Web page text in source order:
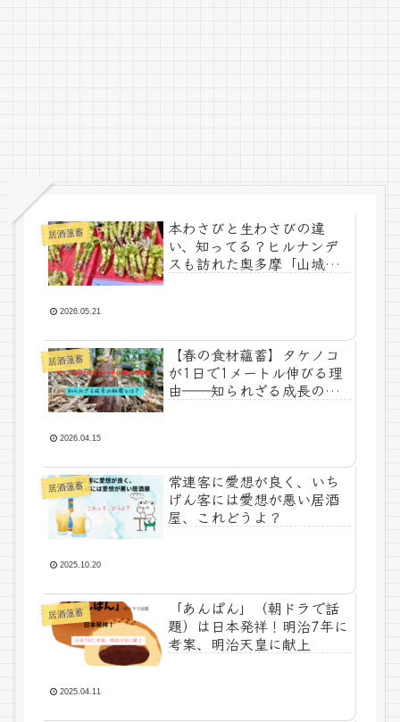
居酒薀蓄
本わさびと生わさびの違
い、知ってる？ヒルナンデ
スも訪れた奥多摩「山城
2026.05.21
居酒薀蓄
【春の食材蘊蓄】タケノコ
が1日で1メートル伸びる理
由――知られざる成長の秘
2026.04.15
居酒薀蓄
常連客に愛想が良く、いち
げん客には愛想が悪い居酒
屋、これどうよ？
2025.10.20
居酒薀蓄
「あんぱん」（朝ドラで話
題）は日本発祥！明治7年に
考案、明治天皇に献上
2025.04.11